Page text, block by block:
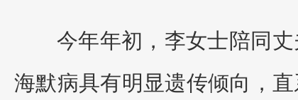
今年年初，李女士陪同
海默病具有明显遗传倾向，